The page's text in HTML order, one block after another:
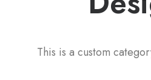
This is a custom